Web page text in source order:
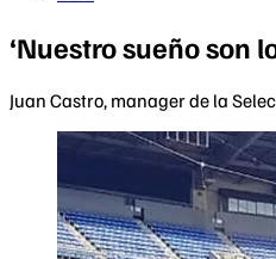
‘Nuestro sueño son
Juan Castro, manager de la